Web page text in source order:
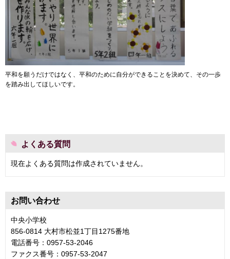
平和を願うだけではなく、平和のために自分ができることを決めて、その一歩
を踏み出してほしいです。
よくある質問
現在よくある質問は作成されていません。
お問い合わせ
中央小学校
856-0814 大村市松並1丁目1275番地
電話番号：0957-53-2046
ファクス番号：0957-53-2047